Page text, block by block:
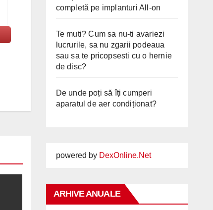
completă pe implanturi All-on
Te muti? Cum sa nu-ti avariezi
lucrurile, sa nu zgarii podeaua
sau sa te pricopsesti cu o hernie
de disc?
De unde poți să îți cumperi
aparatul de aer condiționat?
powered by DexOnline.Net
ARHIVE ANUALE